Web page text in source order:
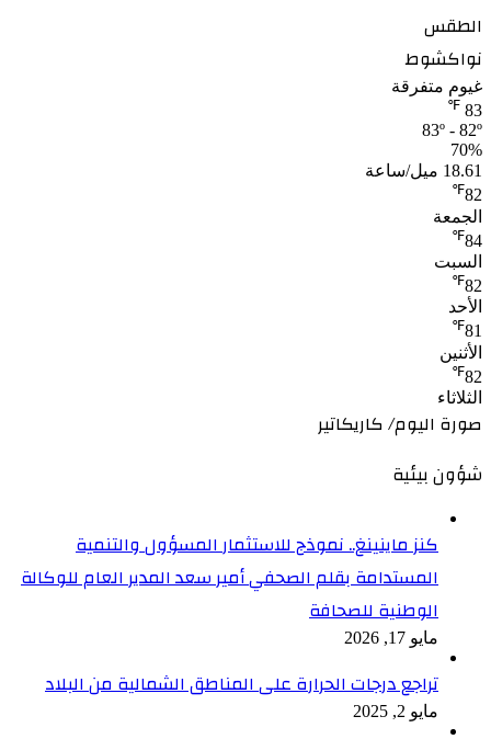
الطقس
نواكشوط
غيوم متفرقة
83
℉
83º - 82º
70%
18.61 ميل/ساعة
82
℉
الجمعة
84
℉
السبت
82
℉
الأحد
81
℉
الأثنين
82
℉
الثلاثاء
صورة اليوم/ كاريكاتير
شؤون بيئية
كنز ماينينغ.. نموذج للاستثمار المسؤول والتنمية
المستدامة بقلم الصحفي أمير سعد المدير العام للوكالة
الوطنية للصحافة
مايو 17, 2026
تراجع درجات الحرارة على المناطق الشمالية من البلاد
مايو 2, 2025